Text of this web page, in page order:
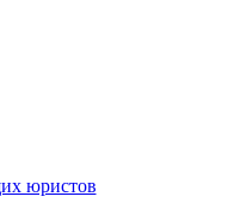
юристов